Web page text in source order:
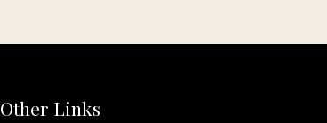
Other Links